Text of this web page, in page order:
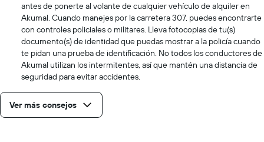
antes de ponerte al volante de cualquier vehículo de alquiler en
Akumal. Cuando manejes por la carretera 307, puedes encontrarte
con controles policiales o militares. Lleva fotocopias de tu(s)
documento(s) de identidad que puedas mostrar a la policía cuando
te pidan una prueba de identificación. No todos los conductores de
Akumal utilizan los intermitentes, así que mantén una distancia de
seguridad para evitar accidentes.
Ver más consejos